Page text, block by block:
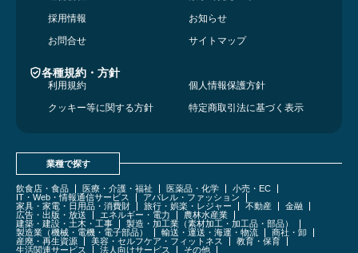
採用情報
お知らせ
お問合せ
サイトマップ
各種規約・方針
利用規約
個人情報保護方針
クッキー等に関する方針
特定商取引法に基づく表示
業種で探す
飲食店・食品 医療・介護・福祉 医薬品・化学
小売・EC
IT・Web・情報通信サービス
アパレル・ファッション
家具・家電・日用品・消費財
旅行・娯楽・レジャー 不動産
金融
広告・出版・放送
エネルギー・電力
農林水産業
建築・建設・土木・工事
製造・加工業（素材加工・加工品・部品）
製造業（機械・電機・電子部品）
輸送・運送・海運・物流
商社・卸
産廃・再生資源
美容・セルフケア・フィットネス
教育・保育
生活関連サービス
法人向けサービス その他